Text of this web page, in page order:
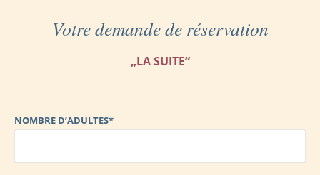
Votre demande de réservation
„LA SUITE“
NOMBRE D’ADULTES*